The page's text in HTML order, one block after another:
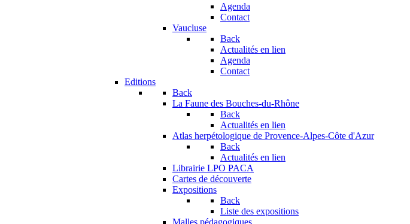
Agenda
Contact
Vaucluse
Back
Actualités en lien
Agenda
Contact
Editions
Back
La Faune des Bouches-du-Rhône
Back
Actualités en lien
Atlas herpétologique de Provence-Alpes-Côte d'Azur
Back
Actualités en lien
Librairie LPO PACA
Cartes de découverte
Expositions
Back
Liste des expositions
Malles pédagogiques